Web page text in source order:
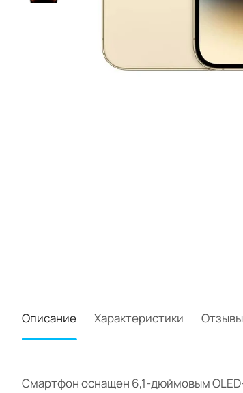
Описание Характеристики Отзывы
Смартфон оснащен 6,1-дюймовым OLED-